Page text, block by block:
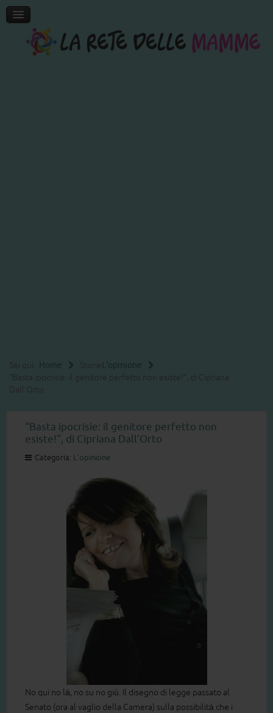
Sei qui: Home Storie
L'opinione
“Basta ipocrisie: il genitore perfetto non esiste!”, di Cipriana
Dall’Orto
“Basta ipocrisie: il genitore perfetto non
esiste!”, di Cipriana Dall’Orto
Categoria: L'opinione
No qui no là, no su no giù. Il disegno di legge passato al
Senato (ora al vaglio della Camera) sulla possibilità che i